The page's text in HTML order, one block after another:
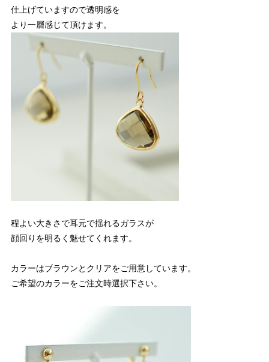
仕上げていますので透明感を
より一層感じて頂けます。
程よい大きさで耳元で揺れるガラスが
顔回りを明るく魅せてくれます。
カラーはブラウンとクリアをご用意しています。
ご希望のカラーをご注文時選択下さい。